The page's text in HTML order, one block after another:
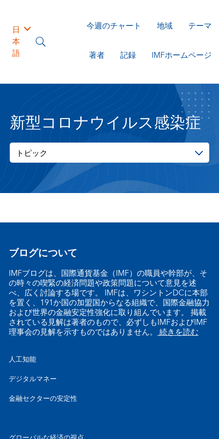
日
本
語
今週のチャート 地域 テーマ
著者 記録 IMFホームページ
新型コロナウイルス感染症
トピック
ブログについて
IMFブログは、国際通貨基金（IMF）の職員や幹部が、そ
の時々の喫緊の経済問題や政策問題について意見を述
べ、広く討論する場です。 IMFは、ワシントンDCに本部
を置く、191か国の加盟国からなる組織で、国際金融協力
および世界の金融安定性強化に取り組んでいます。 掲載
されている見解は著者のもので、必ずしもIMFおよびIMF
理事会の見解を示すものではありません。 続きを読む
人工知能
デジタルマネー
金融セクターの安定性